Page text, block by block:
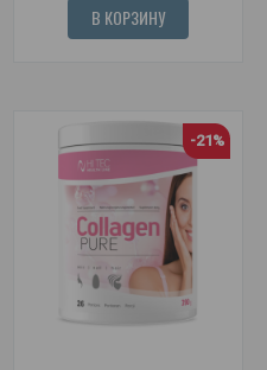
В КОРЗИНУ
-21%